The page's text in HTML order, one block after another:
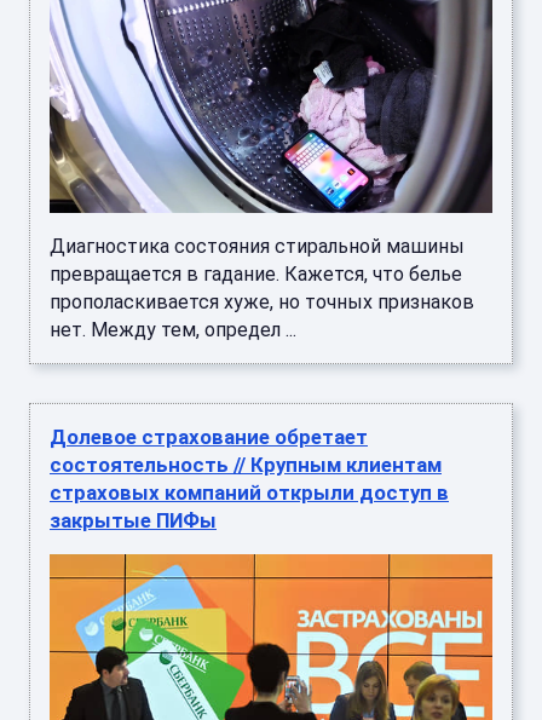
Диагностика состояния стиральной машины
превращается в гадание. Кажется, что белье
прополаскивается хуже, но точных признаков
нет. Между тем, определ ...
Долевое страхование обретает
состоятельность // Крупным клиентам
страховых компаний открыли доступ в
закрытые ПИФы